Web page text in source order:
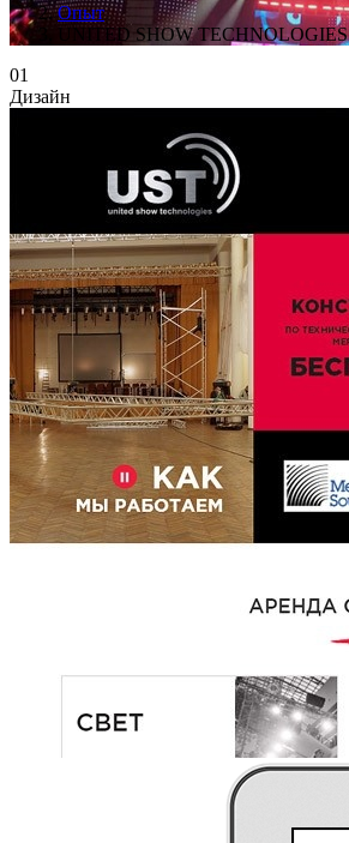
Опыт
UNITED SHOW TECHNOLOGIES
01
Дизайн